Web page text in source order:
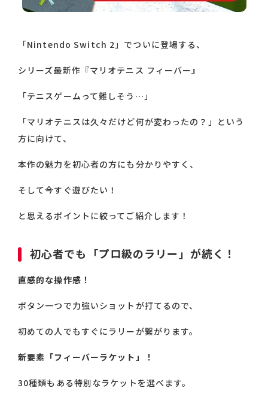
「Nintendo Switch 2」でついに登場する、
シリーズ最新作『マリオテニス フィーバー』
「テニスゲームって難しそう…」
「マリオテニスは久々だけど何が変わったの？」という
方に向けて、
本作の魅力を初心者の方にも分かりやすく、
そして今すぐ遊びたい！
と思えるポイントに絞ってご紹介します！
初心者でも「プロ級のラリー」が続く！
直感的な操作感！
ボタン一つで力強いショットが打てるので、
初めての人でもすぐにラリーが繋がります。
新要素「フィーバーラケット」！
30種類もある特別なラケットを選べます。